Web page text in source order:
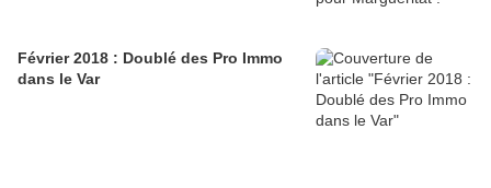
Février 2018 : Doublé des Pro Immo
dans le Var